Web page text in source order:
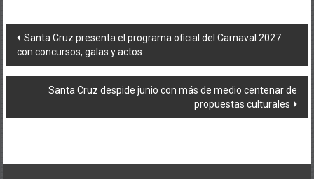
Navegación
de
entradas
Santa Cruz presenta el programa oficial del Carnaval 2027
con concursos, galas y actos
Santa Cruz despide junio con más de medio centenar de
propuestas culturales